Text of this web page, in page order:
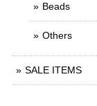
Beads
Others
SALE ITEMS